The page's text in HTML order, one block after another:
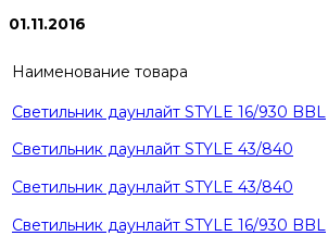
01.11.2016
Наименование товара
Светильник даунлайт STYLE 16/930 BBL
Светильник даунлайт STYLE 43/840
Светильник даунлайт STYLE 43/840
Светильник даунлайт STYLE 16/930 BBL